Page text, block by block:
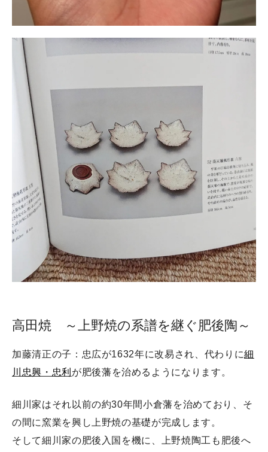
高田焼 ～上野焼の系譜を継ぐ肥後陶～
加藤清正の子：忠広が1632年に改易され、代わりに細
川忠興・忠利 が肥後藩を治めるようになります。
細川家はそれ以前の約30年間小倉藩を治めており、そ
の間に窯業を興し上野焼の基礎が完成します。
そして細川家の肥後入国を機に、上野焼陶工も肥後へ